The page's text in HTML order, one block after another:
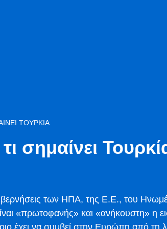
ΤΟΥΡΚΊΑ
σημαίνει
των ΗΠΑ, της Ε.Ε., του
«πρωτοφανής» και «ανήκουστη» η
έχει να συμβεί στην Ευρώπη από τη